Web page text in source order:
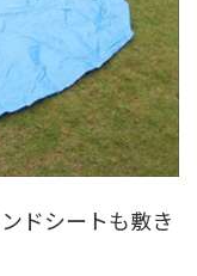
ドシートも敷き